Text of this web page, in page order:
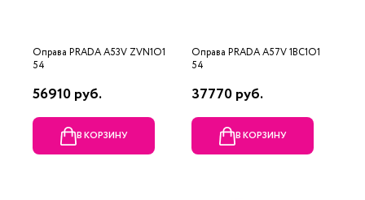
Оправа PRADA A53V ZVN1O1
54
56910 руб.
В КОРЗИНУ
Оправа PRADA A57V 1BC1O1
54
37770 руб.
В КОРЗИНУ